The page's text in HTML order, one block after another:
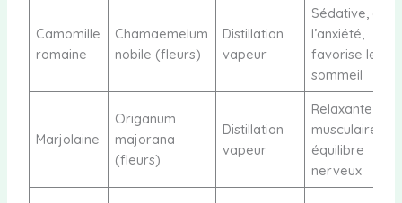
Camomille
romaine
Chamaemelum
nobile (fleurs)
Distillation
vapeur
Sédative,
l’anxiété,
favorise le
sommeil
Marjolaine
Origanum
majorana
(fleurs)
Distillation
vapeur
Relaxante
musculaire,
équilibre
nerveux